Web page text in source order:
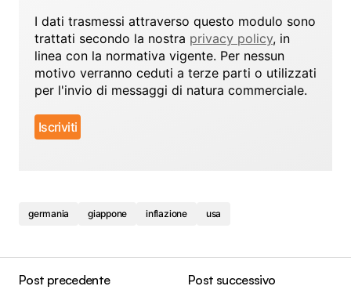
I dati trasmessi attraverso questo modulo sono
trattati secondo la nostra privacy policy, in
linea con la normativa vigente. Per nessun
motivo verranno ceduti a terze parti o utilizzati
per l'invio di messaggi di natura commerciale.
germania giappone inflazione usa
Post precedente
Post successivo